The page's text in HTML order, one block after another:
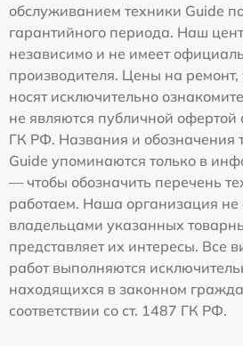
обслуживанием техники Guide
гарантийного периода. Наш
независимо и не имеет
производителя. Цены на
носят исключительно
не являются публичной офертой
ГК РФ. Названия и обозначения
Guide упоминаются только в
— чтобы обозначить перечень
работаем. Наша организация
владельцами указанных
представляет их интересы. Все
работ выполняются
находящихся в законном
соответствии со ст. 1487 ГК РФ.